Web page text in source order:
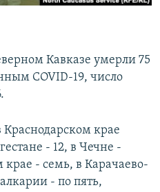
Кавказе умерли 75
COVID-19, число
крае
- 12, в Чечне -
крае - семь, в Карачаево-
- по пять,